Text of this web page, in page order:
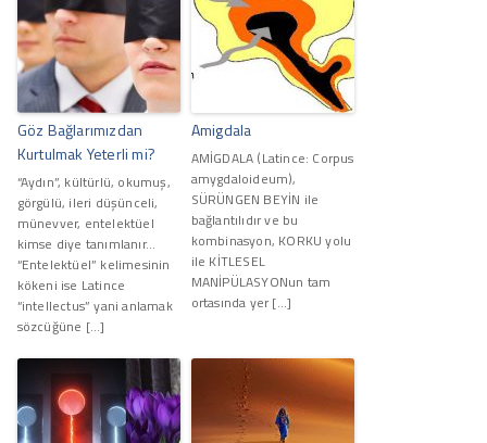
Göz Bağlarımızdan
Kurtulmak Yeterli mi?
“Aydın”, kültürlü, okumuş,
görgülü, ileri düşünceli,
münevver, entelektüel
kimse diye tanımlanır...
“Entelektüel” kelimesinin
kökeni ise Latince
“intellectus” yani anlamak
sözcüğüne […]
Amigdala
AMİGDALA (Latince: Corpus
amygdaloideum),
SÜRÜNGEN BEYİN ile
bağlantılıdır ve bu
kombinasyon, KORKU yolu
ile KİTLESEL
MANİPÜLASYONun tam
ortasında yer […]